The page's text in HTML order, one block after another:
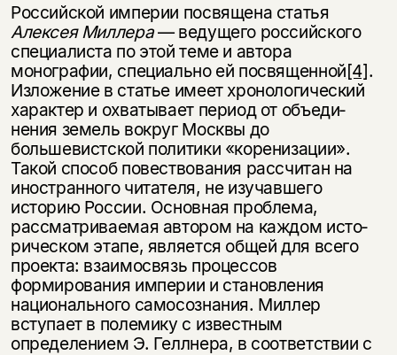
Российской империи посвящена статья
Алексея Миллера— ведущего российского
специалиста по этой теме и автора
монографии, специально ей посвящен­ной[4].
Изложение в статье имеет хронологический
характер и охватывает период от объеди­
нения земель вокруг Москвы до
большевистской политики «коренизации».
Такой способ повествования рассчитан на
иностранного читателя, не изучавшего
историю России. Основная проблема,
рассматриваемая автором на каждом исто­
рическом этапе, является общей для всего
проекта: взаимосвязь процессов
формирования империи и становления
национального самосознания. Миллер
вступает в полемику с известным
определением Э. Геллнера, в соответствии с